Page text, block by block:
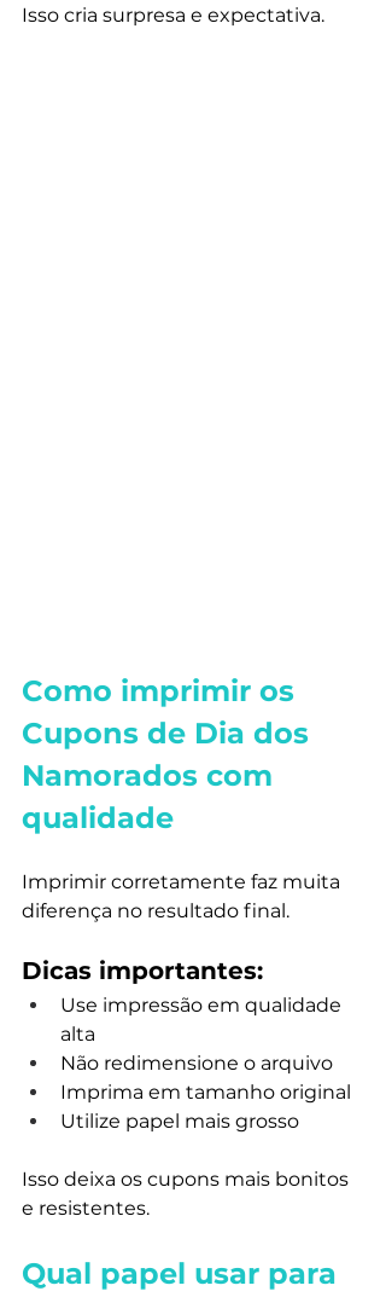
Isso cria surpresa e expectativa.
Como imprimir os
Cupons de Dia dos
Namorados com
qualidade
Imprimir corretamente faz muita
diferença no resultado final.
Dicas importantes:
Use impressão em qualidade
alta
Não redimensione o arquivo
Imprima em tamanho original
Utilize papel mais grosso
Isso deixa os cupons mais bonitos
e resistentes.
Qual papel usar para